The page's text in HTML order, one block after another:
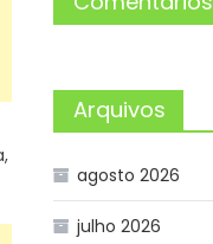
Arquivos
agosto 2026
julho 2026